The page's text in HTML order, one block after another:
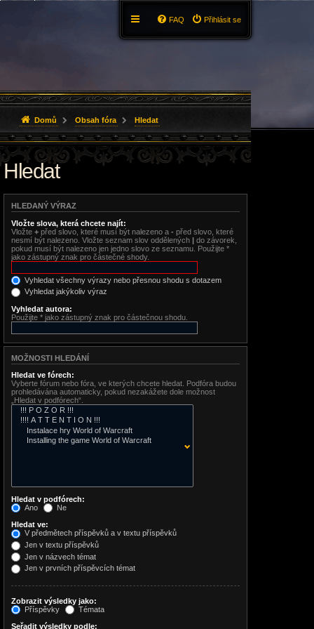
Přihlásit se
FAQ
Domů Obsah fóra Hledat
Hledat
HLEDANÝ VÝRAZ
Vložte slova, která chcete najít:
Vložte + před slovo, které musí být nalezeno a - před slovo, které
nesmí být nalezeno. Vložte seznam slov oddělených | do závorek,
pokud musí být nalezeno jen jedno slovo ze seznamu. Použijte *
jako zástupný znak pro částečné shody.
Vyhledat všechny výrazy nebo přesnou shodu s dotazem
Vyhledat jakýkoliv výraz
Vyhledat autora:
Použijte * jako zástupný znak pro částečnou shodu.
MOŽNOSTI HLEDÁNÍ
Hledat ve fórech:
Vyberte fórum nebo fóra, ve kterých chcete hledat. Podfóra budou
prohledávána automaticky, pokud nezakážete dole možnost
„Hledat v podfórech“.
Hledat v podfórech:
Ano
Ne
Hledat ve:
V předmětech příspěvků a v textu příspěvků
Jen v textu příspěvků
Jen v názvech témat
Jen v prvních příspěvcích témat
Zobrazit výsledky jako:
Příspěvky
Témata
Seřadit výsledky podle: